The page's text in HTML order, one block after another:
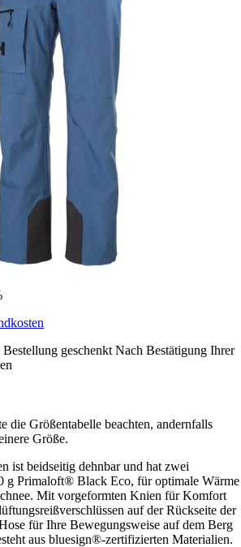
geschenkt Nach Bestätigung Ihrer
die Größentabelle beachten, andernfalls
Größe.
ist beidseitig dehnbar und hat zwei
g Primaloft® Black Eco, für optimale Wärme
Mit vorgeformten Knien für Komfort
auf der Rückseite der
für Ihre Bewegungsweise auf dem Berg
aus bluesign®-zertifizierten Materialien.